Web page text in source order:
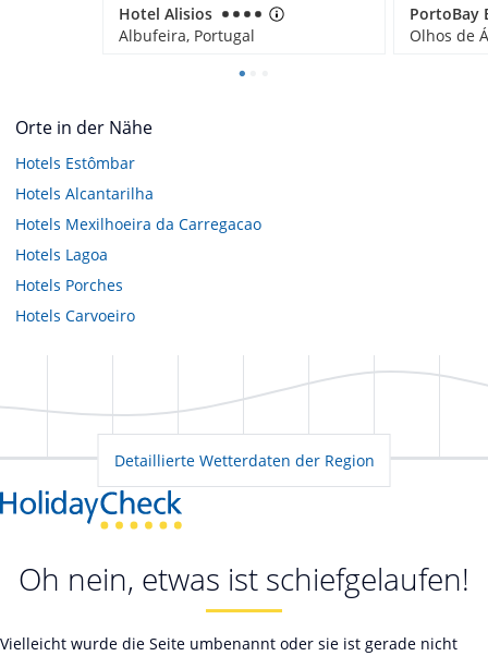
Hotel Alisios
Albufeira, Portugal
Olhos de
Orte in der Nähe
Hotels Estômbar
Hotels Alcantarilha
Hotels Mexilhoeira da Carregacao
Hotels Lagoa
Hotels Porches
Hotels Carvoeiro
Detaillierte Wetterdaten der Region
Oh nein, etwas ist schiefgelaufen!
Vielleicht wurde die Seite umbenannt oder sie ist gerade nicht